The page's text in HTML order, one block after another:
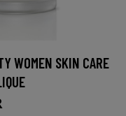
WOMEN SKIN CARE